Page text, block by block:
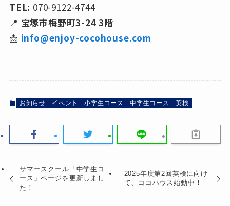
TEL: 070-9122-4744
📍 宝塚市梅野町3-24 3階
📩 info@enjoy-cocohouse.com
お知らせ イベント 小学生コース 中学生コース 英検
サマースクール「中学生コ
ース」ページを更新しまし
た！
2025年度第2回英検に向け
て、ココハウス始動中！